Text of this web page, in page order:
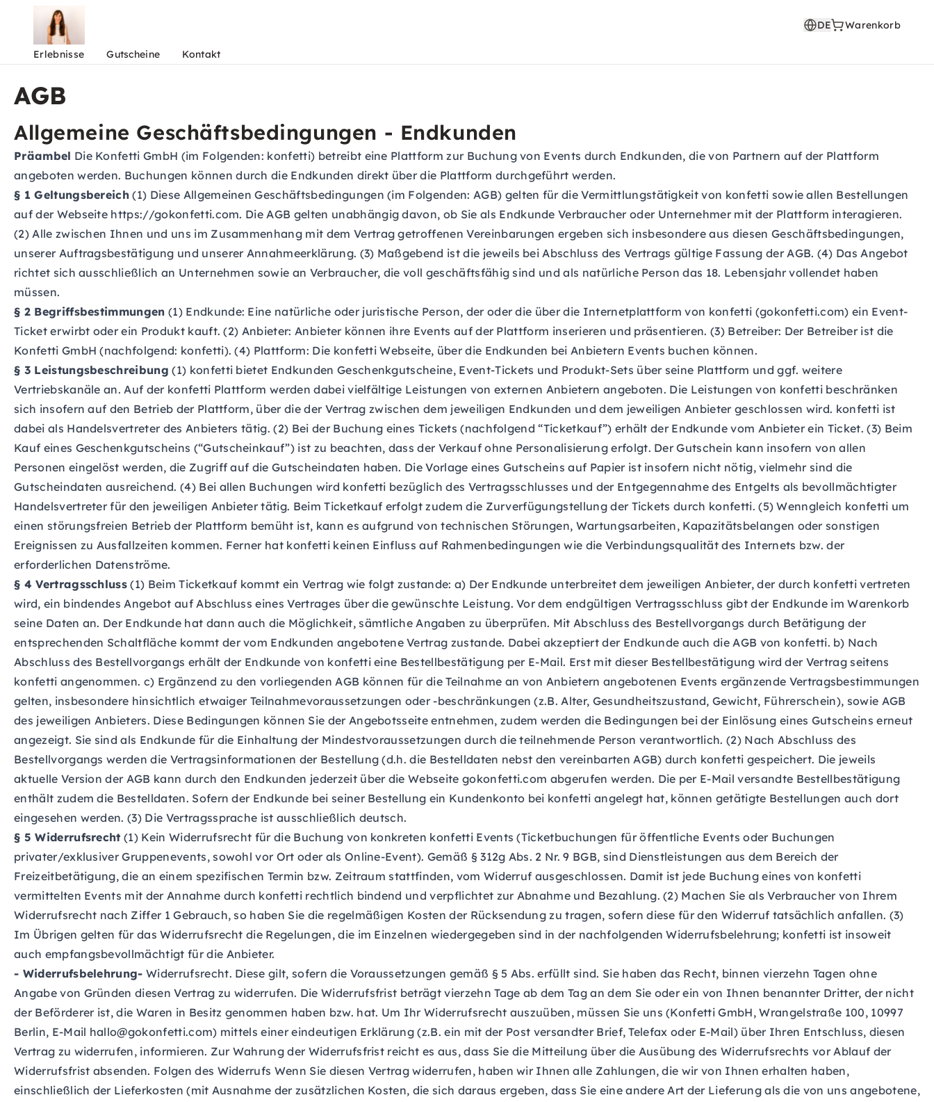
DE Warenkorb
Erlebnisse Gutscheine Kontakt
AGB
Allgemeine Geschäftsbedingungen - Endkunden
Präambel Die Konfetti GmbH (im Folgenden: konfetti) betreibt eine Plattform zur Buchung von Events durch Endkunden, die von Partnern auf der Plattform
angeboten werden. Buchungen können durch die Endkunden direkt über die Plattform durchgeführt werden.
§ 1 Geltungsbereich (1) Diese Allgemeinen Geschäftsbedingungen (im Folgenden: AGB) gelten für die Vermittlungstätigkeit von konfetti sowie allen Bestellungen
auf der Webseite https://gokonfetti.com. Die AGB gelten unabhängig davon, ob Sie als Endkunde Verbraucher oder Unternehmer mit der Plattform interagieren.
(2) Alle zwischen Ihnen und uns im Zusammenhang mit dem Vertrag getroffenen Vereinbarungen ergeben sich insbesondere aus diesen Geschäftsbedingungen,
unserer Auftragsbestätigung und unserer Annahmeerklärung. (3) Maßgebend ist die jeweils bei Abschluss des Vertrags gültige Fassung der AGB. (4) Das Angebot
richtet sich ausschließlich an Unternehmen sowie an Verbraucher, die voll geschäftsfähig sind und als natürliche Person das 18. Lebensjahr vollendet haben
müssen.
§ 2 Begriffsbestimmungen (1) Endkunde: Eine natürliche oder juristische Person, der oder die über die Internetplattform von konfetti (gokonfetti.com) ein Event-
Ticket erwirbt oder ein Produkt kauft. (2) Anbieter: Anbieter können ihre Events auf der Plattform inserieren und präsentieren. (3) Betreiber: Der Betreiber ist die
Konfetti GmbH (nachfolgend: konfetti). (4) Plattform: Die konfetti Webseite, über die Endkunden bei Anbietern Events buchen können.
§ 3 Leistungsbeschreibung (1) konfetti bietet Endkunden Geschenkgutscheine, Event-Tickets und Produkt-Sets über seine Plattform und ggf. weitere
Vertriebskanäle an. Auf der konfetti Plattform werden dabei vielfältige Leistungen von externen Anbietern angeboten. Die Leistungen von konfetti beschränken
sich insofern auf den Betrieb der Plattform, über die der Vertrag zwischen dem jeweiligen Endkunden und dem jeweiligen Anbieter geschlossen wird. konfetti ist
dabei als Handelsvertreter des Anbieters tätig. (2) Bei der Buchung eines Tickets (nachfolgend “Ticketkauf”) erhält der Endkunde vom Anbieter ein Ticket. (3) Beim
Kauf eines Geschenkgutscheins (“Gutscheinkauf”) ist zu beachten, dass der Verkauf ohne Personalisierung erfolgt. Der Gutschein kann insofern von allen
Personen eingelöst werden, die Zugriff auf die Gutscheindaten haben. Die Vorlage eines Gutscheins auf Papier ist insofern nicht nötig, vielmehr sind die
Gutscheindaten ausreichend. (4) Bei allen Buchungen wird konfetti bezüglich des Vertragsschlusses und der Entgegennahme des Entgelts als bevollmächtigter
Handelsvertreter für den jeweiligen Anbieter tätig. Beim Ticketkauf erfolgt zudem die Zurverfügungstellung der Tickets durch konfetti. (5) Wenngleich konfetti um
einen störungsfreien Betrieb der Plattform bemüht ist, kann es aufgrund von technischen Störungen, Wartungsarbeiten, Kapazitätsbelangen oder sonstigen
Ereignissen zu Ausfallzeiten kommen. Ferner hat konfetti keinen Einfluss auf Rahmenbedingungen wie die Verbindungsqualität des Internets bzw. der
erforderlichen Datenströme.
§ 4 Vertragsschluss (1) Beim Ticketkauf kommt ein Vertrag wie folgt zustande: a) Der Endkunde unterbreitet dem jeweiligen Anbieter, der durch konfetti vertreten
wird, ein bindendes Angebot auf Abschluss eines Vertrages über die gewünschte Leistung. Vor dem endgültigen Vertragsschluss gibt der Endkunde im Warenkorb
seine Daten an. Der Endkunde hat dann auch die Möglichkeit, sämtliche Angaben zu überprüfen. Mit Abschluss des Bestellvorgangs durch Betätigung der
entsprechenden Schaltfläche kommt der vom Endkunden angebotene Vertrag zustande. Dabei akzeptiert der Endkunde auch die AGB von konfetti. b) Nach
Abschluss des Bestellvorgangs erhält der Endkunde von konfetti eine Bestellbestätigung per E-Mail. Erst mit dieser Bestellbestätigung wird der Vertrag seitens
konfetti angenommen. c) Ergänzend zu den vorliegenden AGB können für die Teilnahme an von Anbietern angebotenen Events ergänzende Vertragsbestimmungen
gelten, insbesondere hinsichtlich etwaiger Teilnahmevoraussetzungen oder -beschränkungen (z.B. Alter, Gesundheitszustand, Gewicht, Führerschein), sowie AGB
des jeweiligen Anbieters. Diese Bedingungen können Sie der Angebotsseite entnehmen, zudem werden die Bedingungen bei der Einlösung eines Gutscheins erneut
angezeigt. Sie sind als Endkunde für die Einhaltung der Mindestvoraussetzungen durch die teilnehmende Person verantwortlich. (2) Nach Abschluss des
Bestellvorgangs werden die Vertragsinformationen der Bestellung (d.h. die Bestelldaten nebst den vereinbarten AGB) durch konfetti gespeichert. Die jeweils
aktuelle Version der AGB kann durch den Endkunden jederzeit über die Webseite gokonfetti.com abgerufen werden. Die per E-Mail versandte Bestellbestätigung
enthält zudem die Bestelldaten. Sofern der Endkunde bei seiner Bestellung ein Kundenkonto bei konfetti angelegt hat, können getätigte Bestellungen auch dort
eingesehen werden. (3) Die Vertragssprache ist ausschließlich deutsch.
§ 5 Widerrufsrecht (1) Kein Widerrufsrecht für die Buchung von konkreten konfetti Events (Ticketbuchungen für öffentliche Events oder Buchungen
privater/exklusiver Gruppenevents, sowohl vor Ort oder als Online-Event). Gemäß § 312g Abs. 2 Nr. 9 BGB, sind Dienstleistungen aus dem Bereich der
Freizeitbetätigung, die an einem spezifischen Termin bzw. Zeitraum stattfinden, vom Widerruf ausgeschlossen. Damit ist jede Buchung eines von konfetti
vermittelten Events mit der Annahme durch konfetti rechtlich bindend und verpflichtet zur Abnahme und Bezahlung. (2) Machen Sie als Verbraucher von Ihrem
Widerrufsrecht nach Ziffer 1 Gebrauch, so haben Sie die regelmäßigen Kosten der Rücksendung zu tragen, sofern diese für den Widerruf tatsächlich anfallen. (3)
Im Übrigen gelten für das Widerrufsrecht die Regelungen, die im Einzelnen wiedergegeben sind in der nachfolgenden Widerrufsbelehrung; konfetti ist insoweit
auch empfangsbevollmächtigt für die Anbieter.
- Widerrufsbelehrung- Widerrufsrecht. Diese gilt, sofern die Voraussetzungen gemäß § 5 Abs. erfüllt sind. Sie haben das Recht, binnen vierzehn Tagen ohne
Angabe von Gründen diesen Vertrag zu widerrufen. Die Widerrufsfrist beträgt vierzehn Tage ab dem Tag an dem Sie oder ein von Ihnen benannter Dritter, der nicht
der Beförderer ist, die Waren in Besitz genommen haben bzw. hat. Um Ihr Widerrufsrecht auszuüben, müssen Sie uns (Konfetti GmbH, Wrangelstraße 100, 10997
Berlin, E-Mail hallo@gokonfetti.com) mittels einer eindeutigen Erklärung (z.B. ein mit der Post versandter Brief, Telefax oder E-Mail) über Ihren Entschluss, diesen
Vertrag zu widerrufen, informieren. Zur Wahrung der Widerrufsfrist reicht es aus, dass Sie die Mitteilung über die Ausübung des Widerrufsrechts vor Ablauf der
Widerrufsfrist absenden. Folgen des Widerrufs Wenn Sie diesen Vertrag widerrufen, haben wir Ihnen alle Zahlungen, die wir von Ihnen erhalten haben,
einschließlich der Lieferkosten (mit Ausnahme der zusätzlichen Kosten, die sich daraus ergeben, dass Sie eine andere Art der Lieferung als die von uns angebotene,